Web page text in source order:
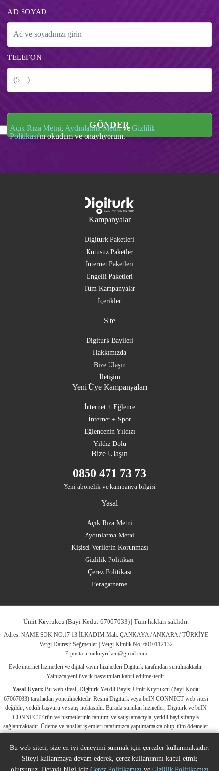
AD SOYAD
TELEFON
GÖNDER
Açık Rıza Metni, Aydınlatma Metnive Gizlilik
Politikası'nı okudum ve onaylıyorum.
Kampanyalar
Digiturk Paketleri
Kutusuz Paketler
İnternet Paketleri
Engelli Paketleri
Tüm Kampanyalar
İçerikler
Site
Digiturk Bayileri
Hakkımızda
Bize Ulaşın
İletişim
Yeni Üye Kampanyaları
İnternet + Eğlence
İnternet + Spor
Eğlencenin Yıldızı
Yıldız Dolu
Bize Ulaşın
0850 471 73 73
Yeni abonelik ve kampanya bilgisi
Yasal
Açık Rıza Metni
Aydınlatma Metni
Kişisel Verilerin Korunması
Gizlilik Politikası
Çerez Politikası
Feragatname
Ümit Kuyrukcu (Bayi Kodu: 67067033) | Tüm hakları saklıdır.
Adres: NAME SOK NO:17 13 İLKADIM Mah. ÇANKAYA / ANKARA / TÜRKİYE
Vergi Dairesi: Seğmenler | Vergi Kimlik No: 6010112132
E-posta: umitkuyrukcu@gmail.com
Evde internet hizmetleri ve dijital yayın hizmetleri Digitürk tarafından sunulmaktadır.
Yalnızca yeni üyelik başvuruları kabul edilmektedir.
Yasal Uyarı: Bu web sitesi, Digiturk Yetkili Bayisi Ümit Kuyrukcu (Bayi Kodu:
67067033) tarafından yönetilmektedir. Resmi Digitürk veya beIN CONNECT web sitesi
değildir; yetkili başvuru ve satış noktasıdır. Burada sunulan hizmetler, Digitürk ve beIN
CONNECT ürün ve hizmetlerinin tanıtımı ve satışı amacıyla, yetkili bayi sıfatıyla
sağlanmaktadır. Ödeme ve tahsilat işlemleri tarafımızca yapılmamakta olup, tüm ödemeler
ticari markalar, ilgili hak sahiplerine ait olup yasal koruma altındadır. Bu markalar, yalnızca
marka sahiplerinin kullanım koşullarına uygun şekilde kullanılmaktadır. Digitürk veya beIN
CONNECT’in resmi web sitelerine ulaşmak için ilgili markaların doğrudan resmi
Bu web sitesi, size en iyi deneyimi sunmak için çerezler kullanmaktadır.
Siteyi kullanmaya devam ederek, çerez kullanımını kabul etmiş
olursunuz. Detaylı bilgi için Çerez Politikamızı ve Gizlilik Politikamızı